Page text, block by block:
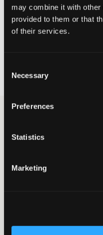
may combine it with other
provided to them or that
of their services.
Selection
Necessary
Preferences
Statistics
Marketing
VÄLJ
Öppet köpi 60 dagar
och bakfickor. Dessa chinos
användningsområderna är
Chinos